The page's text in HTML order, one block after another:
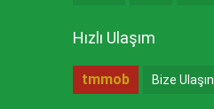
Hızlı Ulaşım
tmmob Bize Ulaşın